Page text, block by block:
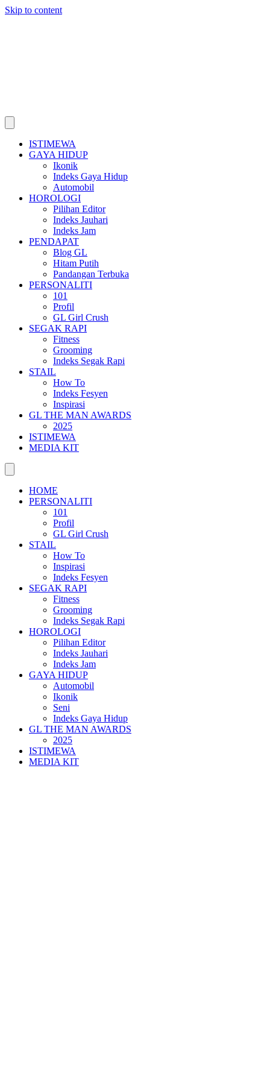
Skip to content
ISTIMEWA
GAYA HIDUP
Ikonik
Indeks Gaya Hidup
Automobil
HOROLOGI
Pilihan Editor
Indeks Jauhari
Indeks Jam
PENDAPAT
Blog GL
Hitam Putih
Pandangan Terbuka
PERSONALITI
101
Profil
GL Girl Crush
SEGAK RAPI
Fitness
Grooming
Indeks Segak Rapi
STAIL
How To
Indeks Fesyen
Inspirasi
GL THE MAN AWARDS
2025
ISTIMEWA
MEDIA KIT
HOME
PERSONALITI
101
Profil
GL Girl Crush
STAIL
How To
Inspirasi
Indeks Fesyen
SEGAK RAPI
Fitness
Grooming
Indeks Segak Rapi
HOROLOGI
Pilihan Editor
Indeks Jauhari
Indeks Jam
GAYA HIDUP
Automobil
Ikonik
Seni
Indeks Gaya Hidup
GL THE MAN AWARDS
2025
ISTIMEWA
MEDIA KIT